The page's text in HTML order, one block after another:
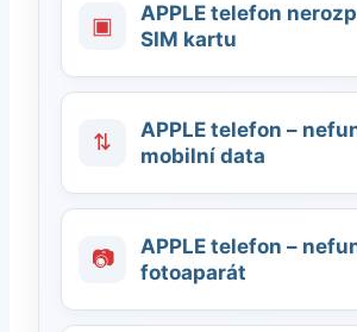
▣
APPLE telefon
SIM kartu
⇅
APPLE telefon –
mobilní data
📷
APPLE telefon –
fotoaparát